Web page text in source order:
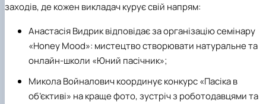
заходів, де кожен викладач курує свій напрям:
Анастасія Видрик відповідає за організацію семінару
«Honey Mood»: мистецтво створювати натуральне та
онлайн-школи «Юний пасічник»;
Микола Войналович координує конкурс «Пасіка в
об’єктиві» на краще фото, зустріч з роботодавцями та